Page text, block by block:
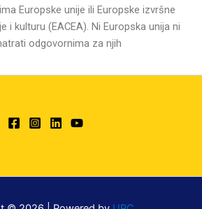
Europske unije ili Europske izvršne
i kulturu (EACEA). Ni Europska unija ni
odgovornima za njih